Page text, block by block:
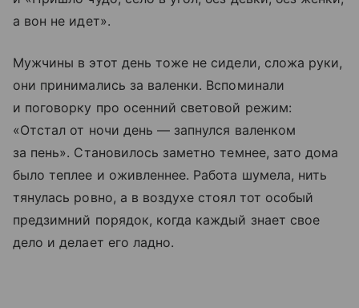
а вон не идет».
Мужчины в этот день тоже не сидели, сложа руки,
они принимались за валенки. Вспоминали
и поговорку про осенний световой режим:
«Отстал от ночи день — запнулся валенком
за пень». Становилось заметно темнее, зато дома
было теплее и оживленнее. Работа шумела, нить
тянулась ровно, а в воздухе стоял тот особый
предзимний порядок, когда каждый знает свое
дело и делает его ладно.